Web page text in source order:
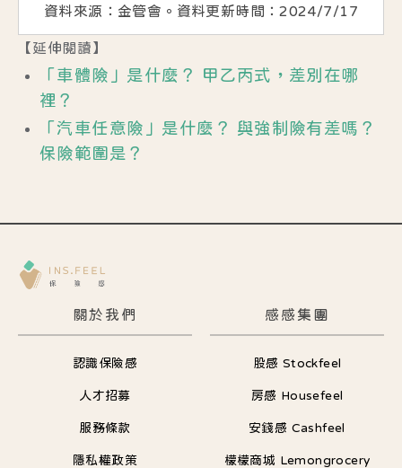
資料來源： 金管會 。資料更新時間：2024/7/17
【延伸閱讀】
「車體險」是什麼？ 甲乙丙式，差別在哪
裡？
「汽車任意險」是什麼？ 與強制險有差嗎？
保險範圍是？
關於我們
認識保險感
人才招募
服務條款
隱私權政策
感感集團
股感 Stockfeel
房感 Housefeel
安錢感 Cashfeel
檬檬商城 Lemongrocery